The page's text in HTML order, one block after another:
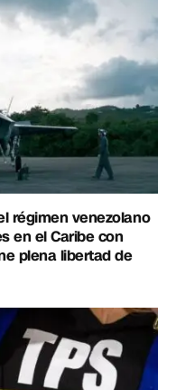
régimen venezolano
en el Caribe con
plena libertad de